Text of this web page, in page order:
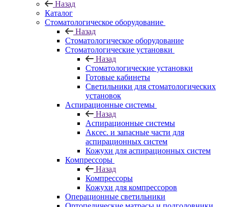
Назад
Каталог
Стоматологическое оборудование
Назад
Стоматологическое оборудование
Стоматологические установки
Назад
Стоматологические установки
Готовые кабинеты
Светильники для стоматологических
установок
Аспирационные системы
Назад
Аспирационные системы
Аксес. и запасные части для
аспирационных систем
Кожухи для аспирационных систем
Компрессоры
Назад
Компрессоры
Кожухи для компрессоров
Операционные светильники